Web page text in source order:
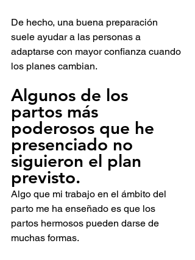
De hecho, una buena preparación
suele ayudar a las personas a
adaptarse con mayor confianza cuando
los planes cambian.
Algunos de los
partos más
poderosos que he
presenciado no
siguieron el plan
previsto.
Algo que mi trabajo en el ámbito del
parto me ha enseñado es que los
partos hermosos pueden darse de
muchas formas.